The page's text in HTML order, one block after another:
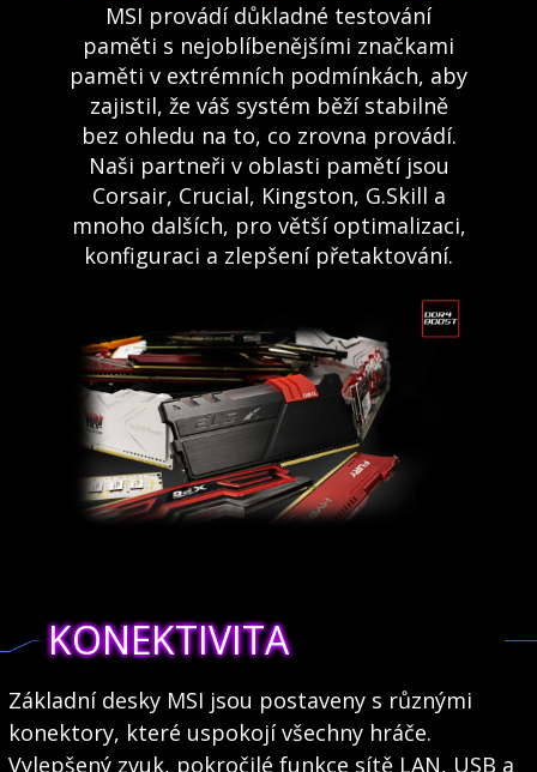
MSI provádí důkladné testování
paměti s nejoblíbenějšími značkami
paměti v extrémních podmínkách, aby
zajistil, že váš systém běží stabilně
bez ohledu na to, co zrovna provádí.
Naši partneři v oblasti pamětí jsou
Corsair, Crucial, Kingston, G.Skill a
mnoho dalších, pro větší optimalizaci,
konfiguraci a zlepšení přetaktování.
KONEKTIVITA
Základní desky MSI jsou postaveny s různými
konektory, které uspokojí všechny hráče.
Vylepšený zvuk, pokročilé funkce sítě LAN, USB a